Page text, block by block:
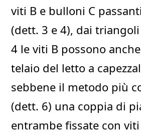
viti B e bulloni C
(dett. 3 e 4), dai
4 le viti B possono
telaio del letto a
sebbene il metodo più
(dett. 6) una coppia di
entrambe fissate con